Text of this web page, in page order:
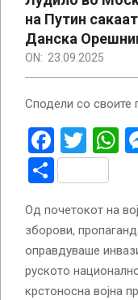
на Путин
Данска
ON: 23.09.2025
Сподели со своите
Share
Од почетокот на
зборови,
оправдуваше
руското
крстоносна војна